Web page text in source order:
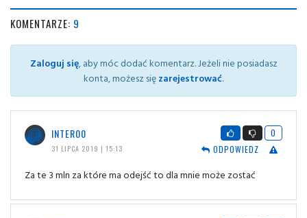
KOMENTARZE: 9
Zaloguj się, aby móc dodać komentarz. Jeżeli nie posiadasz
konta, możesz sięzarejestrować.
INTER00
31 LIPCA 2019 | 15:13
0
ODPOWIEDZ
Za te 3 mln za które ma odejść to dla mnie może zostać